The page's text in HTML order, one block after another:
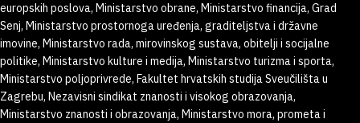
europskih poslova, Ministarstvo obrane, Ministarstvo financija, Grad
Senj, Ministarstvo prostornoga uređenja, graditeljstva i državne
imovine, Ministarstvo rada, mirovinskog sustava, obitelji i socijalne
politike, Ministarstvo kulture i medija, Ministarstvo turizma i sporta,
Ministarstvo poljoprivrede, Fakultet hrvatskih studija Sveučilišta u
Zagrebu, Nezavisni sindikat znanosti i visokog obrazovanja,
Ministarstvo znanosti i obrazovanja, Ministarstvo mora, prometa i